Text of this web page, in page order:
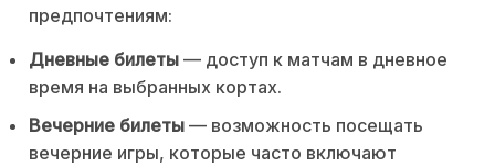
предпочтениям:
Дневные билеты — доступ к матчам в дневное
время на выбранных кортах.
Вечерние билеты — возможность посещать
вечерние игры, которые часто включают